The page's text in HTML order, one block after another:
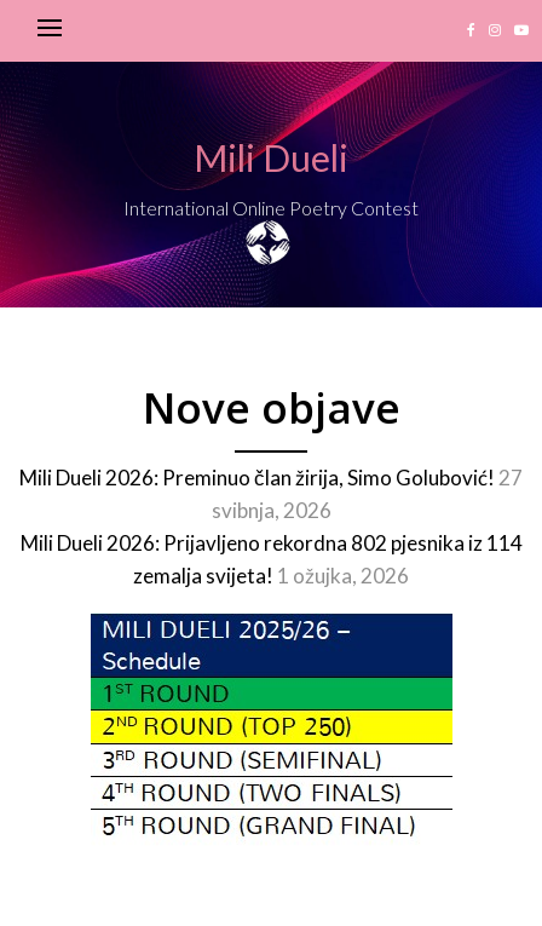
Mili Dueli
International Online Poetry Contest
Nove objave
Mili Dueli 2026: Preminuo član žirija, Simo Golubović! 27
svibnja, 2026
Mili Dueli 2026: Prijavljeno rekordna 802 pjesnika iz 114
zemalja svijeta! 1 ožujka, 2026